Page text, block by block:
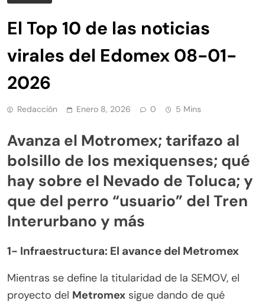
El Top 10 de las noticias
virales del Edomex 08-01-
2026
Redacción Enero 8, 2026 0 5 Mins
Avanza el Motromex; tarifazo al
bolsillo de los mexiquenses; qué
hay sobre el Nevado de Toluca; y
que del perro “usuario” del Tren
Interurbano y más
1- Infraestructura: El avance del Metromex
Mientras se define la titularidad de la SEMOV, el
proyecto del Metromex sigue dando de qué